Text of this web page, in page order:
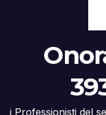
i Professionisti del